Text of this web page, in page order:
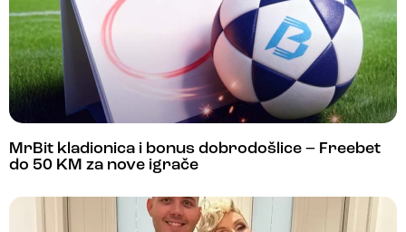
MrBit kladionica i bonus dobrodošlice – Freebet
do 50 KM za nove igrače